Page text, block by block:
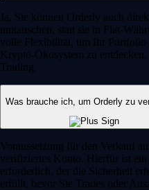
Ja, Sie können Orderly auch
umtauschen, statt sie in Fiat-
volle Flexibilität, um Ihr Portfolio
Krypto-Ökosystem zu
Trading.
Was brauche ich, um Orderly zu
Voraussetzung für den Verkauf
verifiziertes Konto. Hierfür ist ein
erforderlich, der die Sicherheit
erfüllt, bevor Sie Trades oder